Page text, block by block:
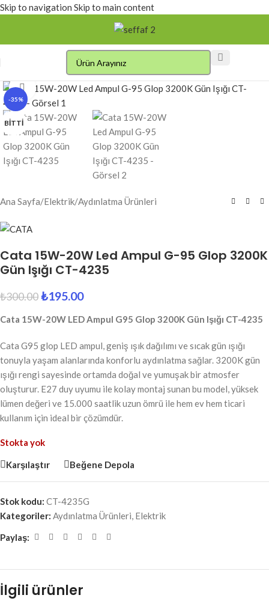
Skip to navigation Skip to main content
-35%
BITTI
Click to enlarge
Ana Sayfa/Elektrik/Aydınlatma Ürünleri
Cata 15W-20W Led Ampul G-95 Glop 3200K
Gün Işığı CT-4235
₺300.00 ₺195.00
Cata 15W-20W LED Ampul G95 Glop 3200K Gün Işığı CT-4235
Cata G95 glop LED ampul, geniş ışık dağılımı ve sıcak gün ışığı
tonuyla yaşam alanlarında konforlu aydınlatma sağlar. 3200K gün
ışığı rengi sayesinde ortamda doğal ve yumuşak bir atmosfer
oluşturur. E27 duy uyumu ile kolay montaj sunan bu model, yüksek
lümen değeri ve 15.000 saatlik uzun ömrü ile hem ev hem ticari
kullanım için ideal bir çözümdür.
Stokta yok
Karşılaştır Beğene Depola
Stok kodu: CT-4235G
Kategoriler: Aydınlatma Ürünleri, Elektrik
Paylaş:
İlgili ürünler